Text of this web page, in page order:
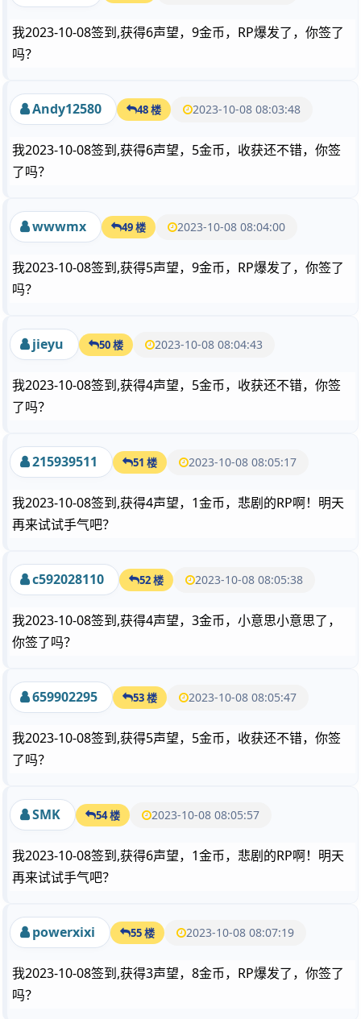
我2023-10-08签到,获得6声望，9金币，RP爆发了，你签了
吗？
Andy12580 48 楼 2023-10-08 08:03:48
我2023-10-08签到,获得6声望，5金币，收获还不错，你签
了吗？
wwwmx 49 楼 2023-10-08 08:04:00
我2023-10-08签到,获得5声望，9金币，RP爆发了，你签了
吗？
jieyu 50 楼 2023-10-08 08:04:43
我2023-10-08签到,获得4声望，5金币，收获还不错，你签
了吗？
215939511 51 楼 2023-10-08 08:05:17
我2023-10-08签到,获得4声望，1金币，悲剧的RP啊！明天
再来试试手气吧？
c592028110 52 楼 2023-10-08 08:05:38
我2023-10-08签到,获得4声望，3金币，小意思小意思了，
你签了吗？
659902295 53 楼 2023-10-08 08:05:47
我2023-10-08签到,获得5声望，5金币，收获还不错，你签
了吗？
SMK 54 楼 2023-10-08 08:05:57
我2023-10-08签到,获得6声望，1金币，悲剧的RP啊！明天
再来试试手气吧？
powerxixi 55 楼 2023-10-08 08:07:19
我2023-10-08签到,获得3声望，8金币，RP爆发了，你签了
吗？